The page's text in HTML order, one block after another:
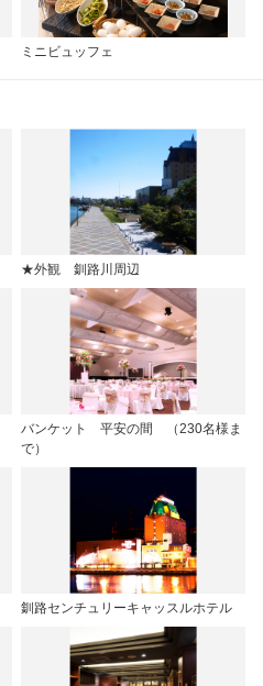
ミニビュッフェ
★外観 釧路川周辺
バンケット 平安の間 （230名様ま
で）
釧路センチュリーキャッスルホテル